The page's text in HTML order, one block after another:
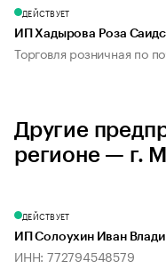
ДЕЙСТВУЕТ
ИП Хадырова Роза
Торговля розничная по
Другие
регионе — г.
ДЕЙСТВУЕТ
ИП Солоухин Иван
ИНН: 772794548579